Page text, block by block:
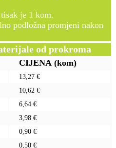
je 1 kom.
podložna promjeni nakon
od prokroma
CIJENA (kom)
13,27 €
10,62 €
6,64 €
3,98 €
0,90 €
0,50 €